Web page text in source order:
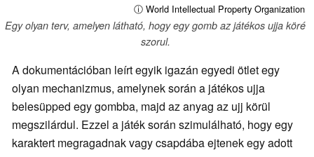
ⓘ World Intellectual Property Organization
Egy olyan terv, amelyen látható, hogy egy gomb az játékos ujja köré
szorul.
A dokumentációban leírt egyik igazán egyedi ötlet egy
olyan mechanizmus, amelynek során a játékos ujja
belesüpped egy gombba, majd az anyag az ujj körül
megszilárdul. Ezzel a játék során szimulálható, hogy egy
karaktert megragadnak vagy csapdába ejtenek egy adott